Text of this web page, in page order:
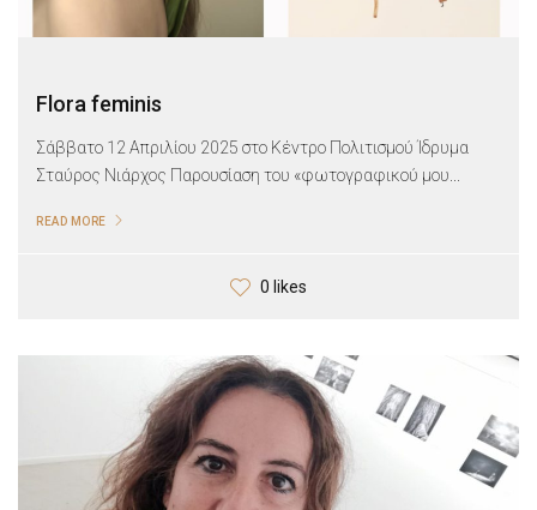
Flora feminis
Σάββατο 12 Απριλίου 2025 στο Κέντρο Πολιτισμού Ίδρυμα
Σταύρος Νιάρχος Παρουσίαση του «φωτογραφικού μου...
READ MORE
0 likes